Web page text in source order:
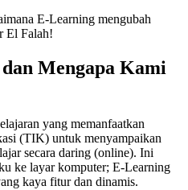
E-Learning mengubah
El Falah!
Mengapa Kami
yang memanfaatkan
(TIK) untuk menyampaikan
secara daring (online). Ini
ke layar komputer; E-Learning
kaya fitur dan dinamis.